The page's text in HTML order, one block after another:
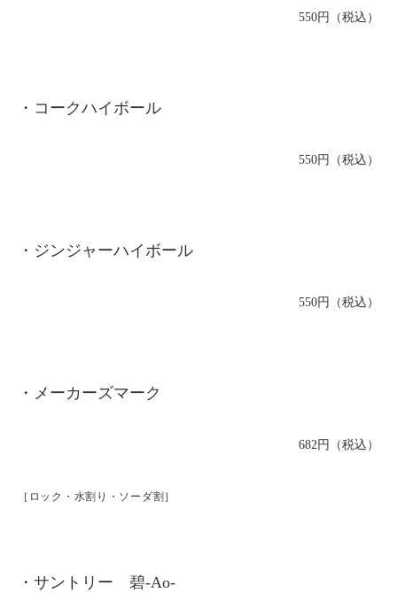
550円（税込）
・コークハイボール
550円（税込）
・ジンジャーハイボール
550円（税込）
・メーカーズマーク
682円（税込）
［ロック・水割り・ソーダ割］
・サントリー 碧-Ao-